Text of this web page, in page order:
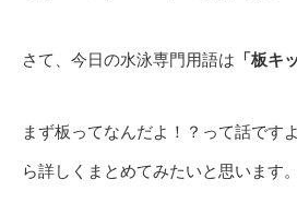
さて、今日の水泳専門用語は 「板キ
まず板ってなんだよ！？って話です
ら詳しくまとめてみたいと思います。